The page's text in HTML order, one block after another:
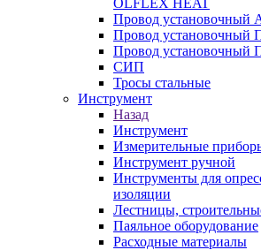
OLFLEX HEAT
Провод установочный
Провод установочный
Провод
СИП
Тросы стальные
Инструмент
Назад
Инструмент
Измерительные
Инструмент ручной
Инструменты для
изоляции
Лестницы,
Паяльное оборудование
Расходные материалы